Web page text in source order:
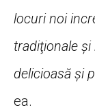
locuri noi
tradiţionale
delicioasă şi
ea.